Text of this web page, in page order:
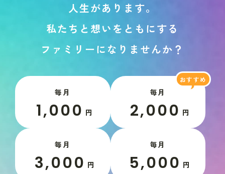
人生があ り ま す。
私た ち と 想い を と も にする
フ ァ ミ リ ーに な り ま せんか ？
毎月
1,000 円
毎月
2,000 円
毎月
3,000 円
毎月
5,000 円